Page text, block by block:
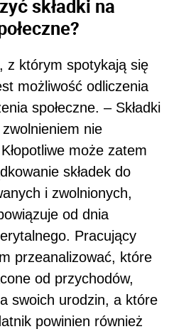
składki na
z którym spotykają się
możliwość odliczenia
społeczne. – Składki
nie
może zatem
składek do
i zwolnionych,
od dnia
Pracujący
przeanalizować, które
od przychodów,
swoich urodzin, a które
powinien również